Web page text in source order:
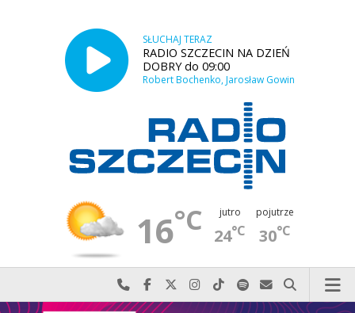
SŁUCHAJ TERAZ
RADIO SZCZECIN NA DZIEŃ
DOBRY do 09:00
Robert Bochenko, Jarosław Gowin
16°C jutro
24°C
pojutrze
30°C
Najlepiej po prostu do nas zadzwoń
Odwiedź nas na Facebook-u
Odwiedź nas na X
Odwiedź nas na Instagram-ie
Odwiedź nas na TikTok-u
Szukaj nas na Spotify
Wyślij do nas
Szukaj